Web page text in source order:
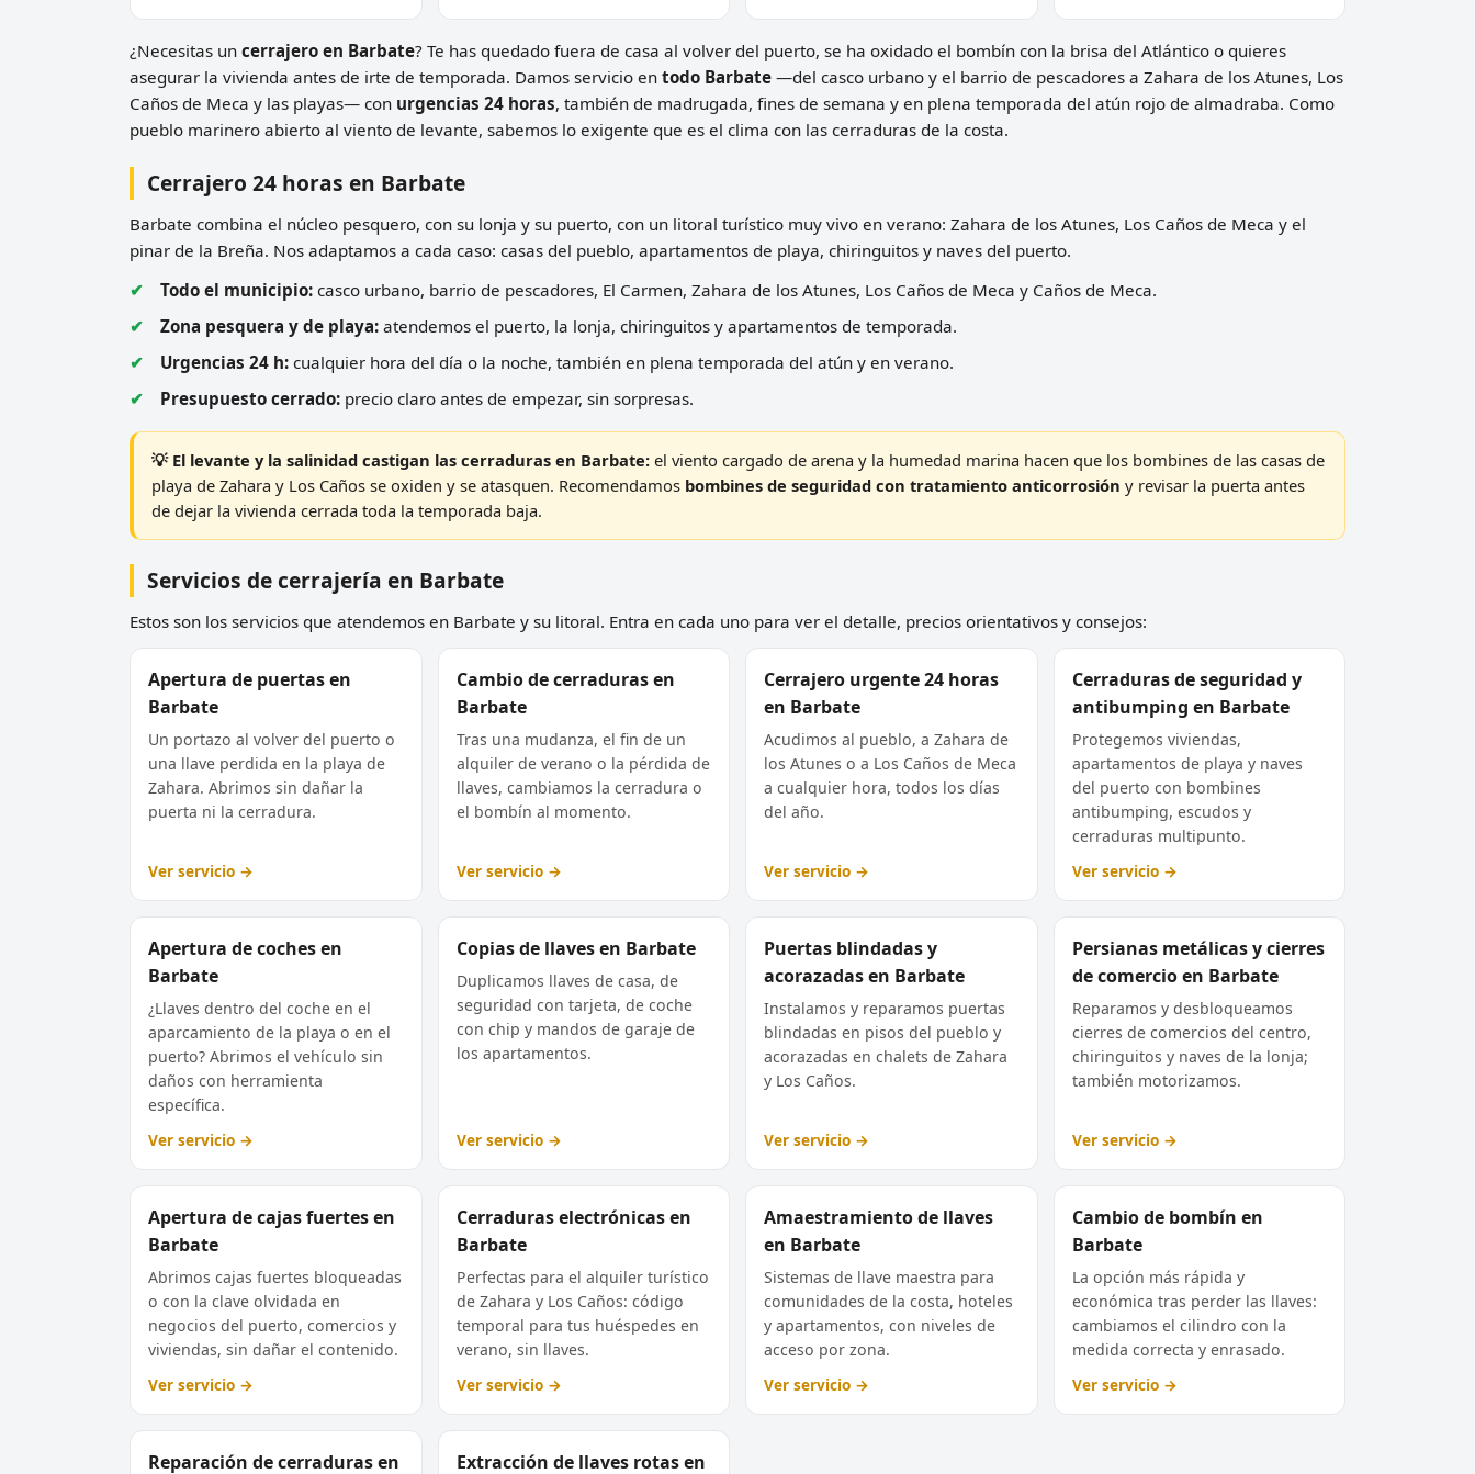
¿Necesitas un cerrajero en Barbate? Te has quedado fuera de casa al volver del puerto, se ha oxidado el bombín con la brisa del Atlántico o quieres
asegurar la vivienda antes de irte de temporada. Damos servicio en todo Barbate —del casco urbano y el barrio de pescadores a Zahara de los Atunes, Los
Caños de Meca y las playas— con urgencias 24 horas, también de madrugada, fines de semana y en plena temporada del atún rojo de almadraba. Como
pueblo marinero abierto al viento de levante, sabemos lo exigente que es el clima con las cerraduras de la costa.
Cerrajero 24 horas en Barbate
Barbate combina el núcleo pesquero, con su lonja y su puerto, con un litoral turístico muy vivo en verano: Zahara de los Atunes, Los Caños de Meca y el
pinar de la Breña. Nos adaptamos a cada caso: casas del pueblo, apartamentos de playa, chiringuitos y naves del puerto.
Todo el municipio: casco urbano, barrio de pescadores, El Carmen, Zahara de los Atunes, Los Caños de Meca y Caños de Meca.
Zona pesquera y de playa: atendemos el puerto, la lonja, chiringuitos y apartamentos de temporada.
Urgencias 24 h: cualquier hora del día o la noche, también en plena temporada del atún y en verano.
Presupuesto cerrado: precio claro antes de empezar, sin sorpresas.
💡 El levante y la salinidad castigan las cerraduras en Barbate: el viento cargado de arena y la humedad marina hacen que los bombines de las casas de
playa de Zahara y Los Caños se oxiden y se atasquen. Recomendamos bombines de seguridad con tratamiento anticorrosión y revisar la puerta antes
de dejar la vivienda cerrada toda la temporada baja.
Servicios de cerrajería en Barbate
Estos son los servicios que atendemos en Barbate y su litoral. Entra en cada uno para ver el detalle, precios orientativos y consejos:
Apertura de puertas en
Barbate
Un portazo al volver del puerto o
una llave perdida en la playa de
Zahara. Abrimos sin dañar la
puerta ni la cerradura.
Ver servicio →
Cambio de cerraduras en
Barbate
Tras una mudanza, el fin de un
alquiler de verano o la pérdida de
llaves, cambiamos la cerradura o
el bombín al momento.
Ver servicio →
Cerrajero urgente 24 horas
en Barbate
Acudimos al pueblo, a Zahara de
los Atunes o a Los Caños de Meca
a cualquier hora, todos los días
del año.
Ver servicio →
Cerraduras de seguridad y
antibumping en Barbate
Protegemos viviendas,
apartamentos de playa y naves
del puerto con bombines
antibumping, escudos y
cerraduras multipunto.
Ver servicio →
Apertura de coches en
Barbate
¿Llaves dentro del coche en el
aparcamiento de la playa o en el
puerto? Abrimos el vehículo sin
daños con herramienta
específica.
Ver servicio →
Copias de llaves en Barbate
Duplicamos llaves de casa, de
seguridad con tarjeta, de coche
con chip y mandos de garaje de
los apartamentos.
Ver servicio →
Puertas blindadas y
acorazadas en Barbate
Instalamos y reparamos puertas
blindadas en pisos del pueblo y
acorazadas en chalets de Zahara
y Los Caños.
Ver servicio →
Persianas metálicas y cierres
de comercio en Barbate
Reparamos y desbloqueamos
cierres de comercios del centro,
chiringuitos y naves de la lonja;
también motorizamos.
Ver servicio →
Apertura de cajas fuertes en
Barbate
Abrimos cajas fuertes bloqueadas
o con la clave olvidada en
negocios del puerto, comercios y
viviendas, sin dañar el contenido.
Ver servicio →
Cerraduras electrónicas en
Barbate
Perfectas para el alquiler turístico
de Zahara y Los Caños: código
temporal para tus huéspedes en
verano, sin llaves.
Ver servicio →
Amaestramiento de llaves
en Barbate
Sistemas de llave maestra para
comunidades de la costa, hoteles
y apartamentos, con niveles de
acceso por zona.
Ver servicio →
Cambio de bombín en
Barbate
La opción más rápida y
económica tras perder las llaves:
cambiamos el cilindro con la
medida correcta y enrasado.
Ver servicio →
Reparación de cerraduras en Extracción de llaves rotas en